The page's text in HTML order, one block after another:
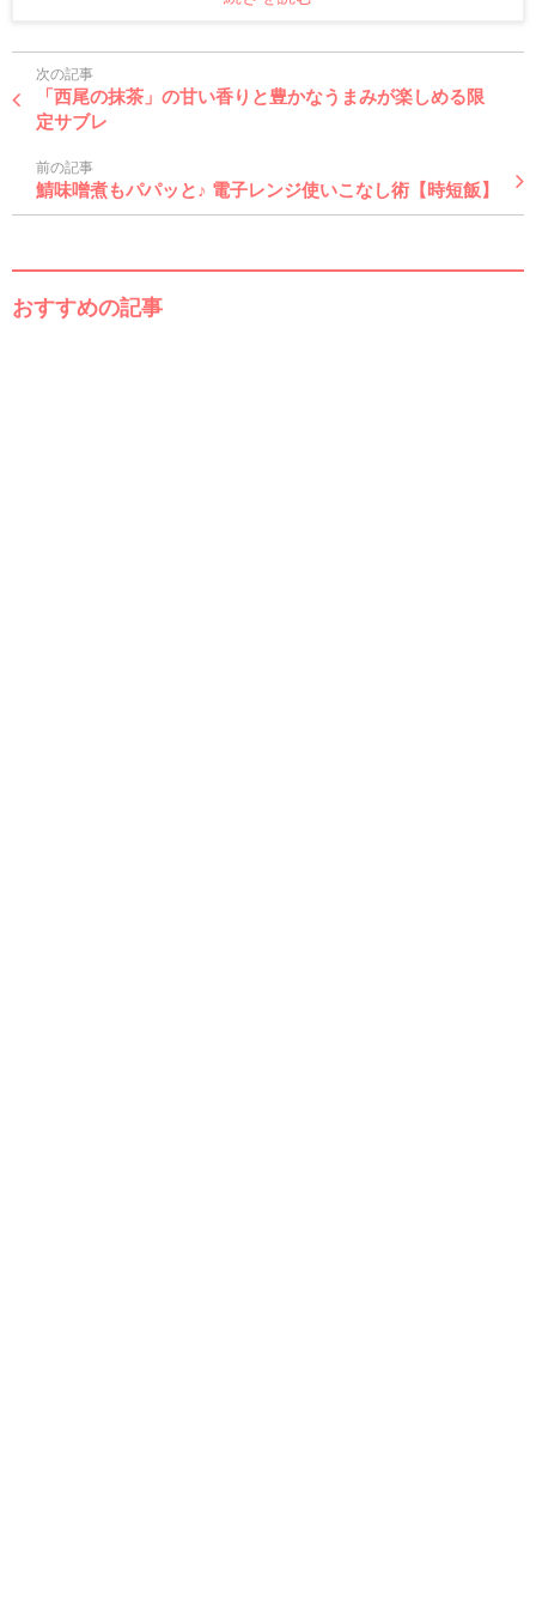
次の記事
「西尾の抹茶」の甘い香りと豊かなうまみが楽しめる限
定サブレ
前の記事
鯖味噌煮もパパッと♪ 電子レンジ使いこなし術【時短飯】
おすすめの記事